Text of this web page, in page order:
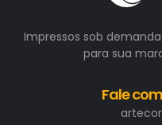
Impressos sob
para sua
Fale